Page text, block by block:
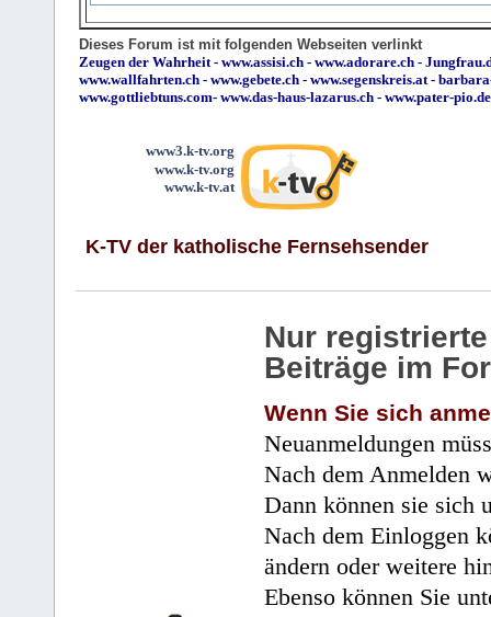
Dieses Forum ist mit folgenden Webseiten verlinkt
Zeugen der Wahrheit- www.assisi.ch - www.adorare.ch -
www.wallfahrten.ch - www.gebete.ch - www.segenskreis.at-
www.gottliebtuns.com- www.das-haus-lazarus.ch - www.pater-pio.de
www3.k-tv.org
www.k-tv.org
www.k-tv.at
K-TV der katholische Fernsehsender
Nur
Beiträge im
Wenn Sie sich
Neuanmeldungen
Nach dem Anmelden
Dann können sie sich
Nach dem Einloggen
ändern oder weitere
Ebenso können Sie